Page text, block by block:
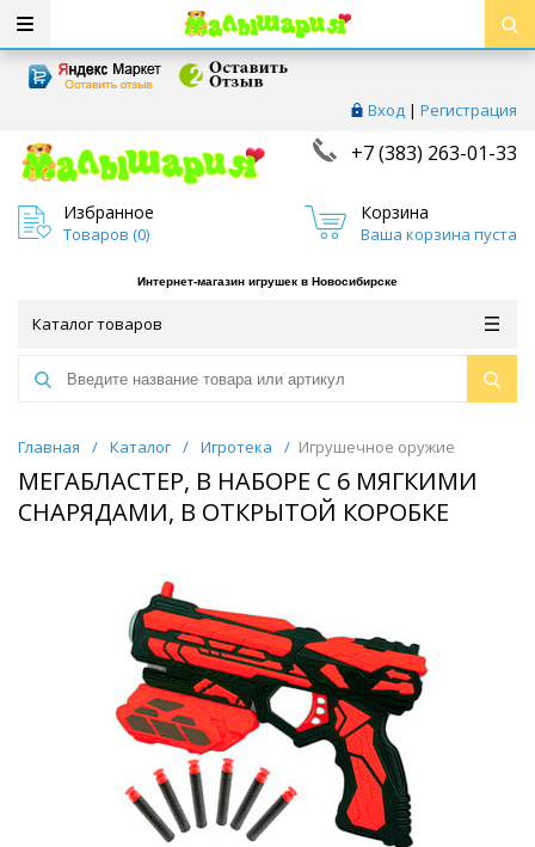
Вход | Регистрация
+7 (383) 263-01-33
Избранное
Товаров (0)
Корзина
Ваша корзина пуста
Интернет-магазин игрушек в Новосибирске
Каталог товаров
Главная / Каталог / Игротека / Игрушечное оружие
МЕГАБЛАСТЕР, В НАБОРЕ С 6 МЯГКИМИ
СНАРЯДАМИ, В ОТКРЫТОЙ КОРОБКЕ